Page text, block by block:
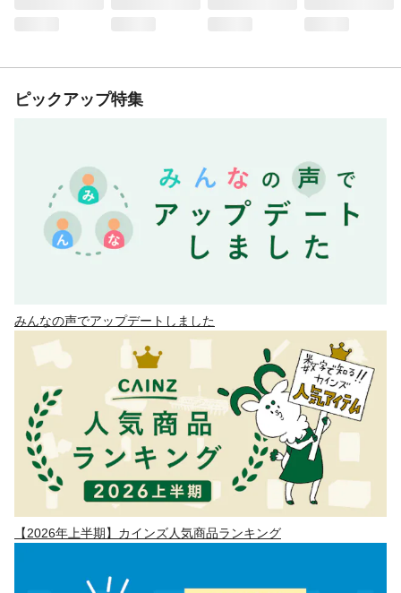
ピックアップ特集
みんなの声でアップデートしました
【2026年上半期】カインズ人気商品ランキング